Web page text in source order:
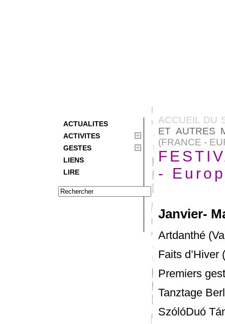
ACTUALITES
ACTIVITES
GESTES
LIENS
LIRE
ACCUEIL DU
ET AUTRES
(FRANCE -
-
Janvier-
Artdanthé
Faits d’Hiver
Premiers
Tanztage
SzólóDuó